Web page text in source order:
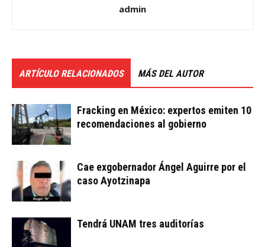
admin
ARTÍCULO RELACIONADOS MÁS DEL AUTOR
Fracking en México: expertos emiten 10
recomendaciones al gobierno
Cae exgobernador Ángel Aguirre por el
caso Ayotzinapa
Tendrá UNAM tres auditorías